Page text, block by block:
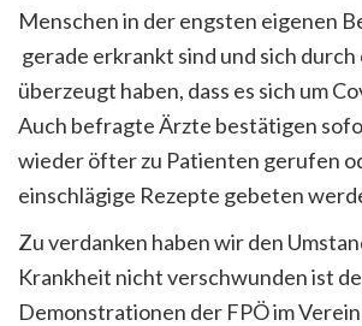
Menschen in der engsten eigenen
gerade erkrankt sind und sich durch
überzeugt haben, dass es sich um
Auch befragte Ärzte bestätigen
wieder öfter zu Patienten gerufen
einschlägige Rezepte gebeten
Zu verdanken haben wir den
Krankheit nicht verschwunden ist
Demonstrationen der FPÖ im